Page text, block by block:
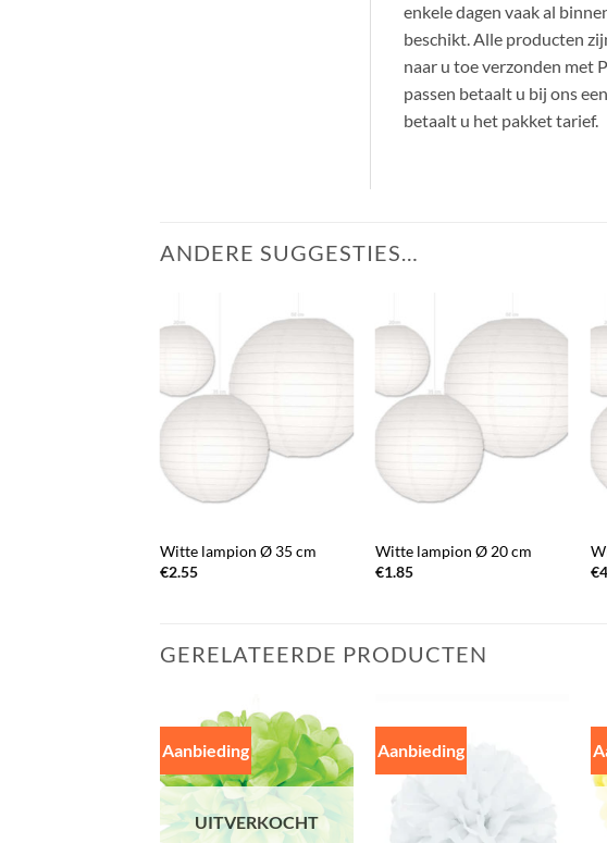
enkele dagen vaak al
beschikt. Alle producten
naar u toe verzonden met
passen betaalt u bij ons
betaalt u het pakket tarief.
ANDERE SUGGESTIES…
Witte lampion Ø 35 cm
€2.55
Witte lampion Ø 20 cm
€1.85
€
GERELATEERDE PRODUCTEN
Aanbieding
UITVERKOCHT
Aanbieding